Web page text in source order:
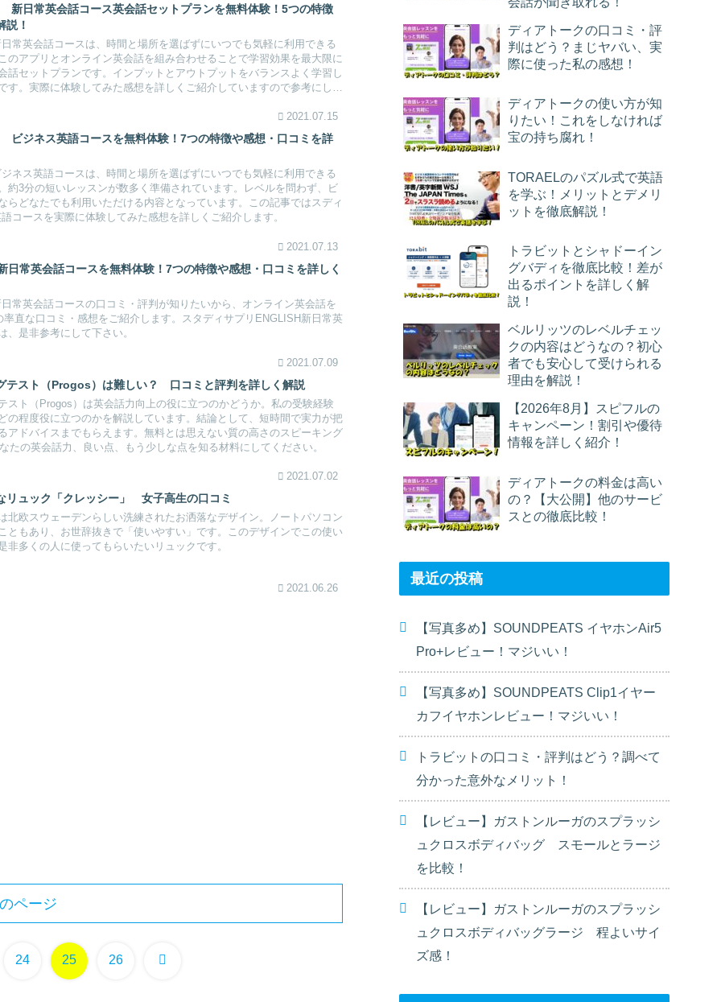
新日常英会話コース英会話セットプランを無料体験！5つの特徴
説！
常英会話コースは、時間と場所を選ばずにいつでも気軽に利用できる
のアプリとオンライン英会話を組み合わせることで学習効果を最大限に
話セットプランです。インプットとアウトプットをバランスよく学習し
す。実際に体験してみた感想を詳しくご紹介していますので参考にして
2021.07.15
ビジネス英語コースを無料体験！7つの特徴や感想・口コミを詳
ネス英語コースは、時間と場所を選ばずにいつでも気軽に利用できる
約3分の短いレッスンが数多く準備されています。レベルを問わず、ビ
らどなたでも利用いただける内容となっています。この記事ではスディ
コースを実際に体験してみた感想を詳しくご紹介します。
2021.07.13
日常英会話コースを無料体験！7つの特徴や感想・口コミを詳しく
常英会話コースの口コミ・評判が知りたいから、オンライン英会話を
直な口コミ・感想をご紹介します。スタディサプリENGLISH新日常英
、是非参考にして下さい。
2021.07.09
テスト（Progos）は難しい？ 口コミと評判を詳しく解説
スト（Progos）は英会話力向上の役に立つのかどうか。私の受験経験
の程度役に立つのかを解説しています。結論として、短時間で実力が把
ドバイスまでもらえます。無料とは思えない質の高さのスピーキング
たの英会話力、良い点、もう少しな点を知る材料にしてください。
2021.07.02
リュック「クレッシー」 女子高生の口コミ
北欧スウェーデンらしい洗練されたお洒落なデザイン。ノートパソコン
ともあり、お世辞抜きで「使いやすい」です。このデザインでこの使い
非多くの人に使ってもらいたいリュックです。
2021.06.26
ページ
24 25 26 次
ディアトークの口コミ・評
判はどう？まじヤバい、実
際に使った私の感想！
ディアトークの使い方が知
りたい！これをしなければ
宝の持ち腐れ！
TORAELのパズル式で英語
を学ぶ！メリットとデメリ
ットを徹底解説！
トラビットとシャドーイン
グバディを徹底比較！差が
出るポイントを詳しく解
説！
ベルリッツのレベルチェッ
クの内容はどうなの？初心
者でも安心して受けられる
理由を解説！
【2026年8月】スピフルの
キャンペーン！割引や優待
情報を詳しく紹介！
ディアトークの料金は高い
の？【大公開】他のサービ
スとの徹底比較！
最近の投稿
【写真多め】SOUNDPEATS イヤホンAir5
Pro+レビュー！マジいい！
【写真多め】SOUNDPEATS Clip1イヤー
カフイヤホンレビュー！マジいい！
トラビットの口コミ・評判はどう？調べて
分かった意外なメリット！
【レビュー】ガストンルーガのスプラッシ
ュクロスボディバッグ スモールとラージ
を比較！
【レビュー】ガストンルーガのスプラッシ
ュクロスボディバッグラージ 程よいサイ
ズ感！